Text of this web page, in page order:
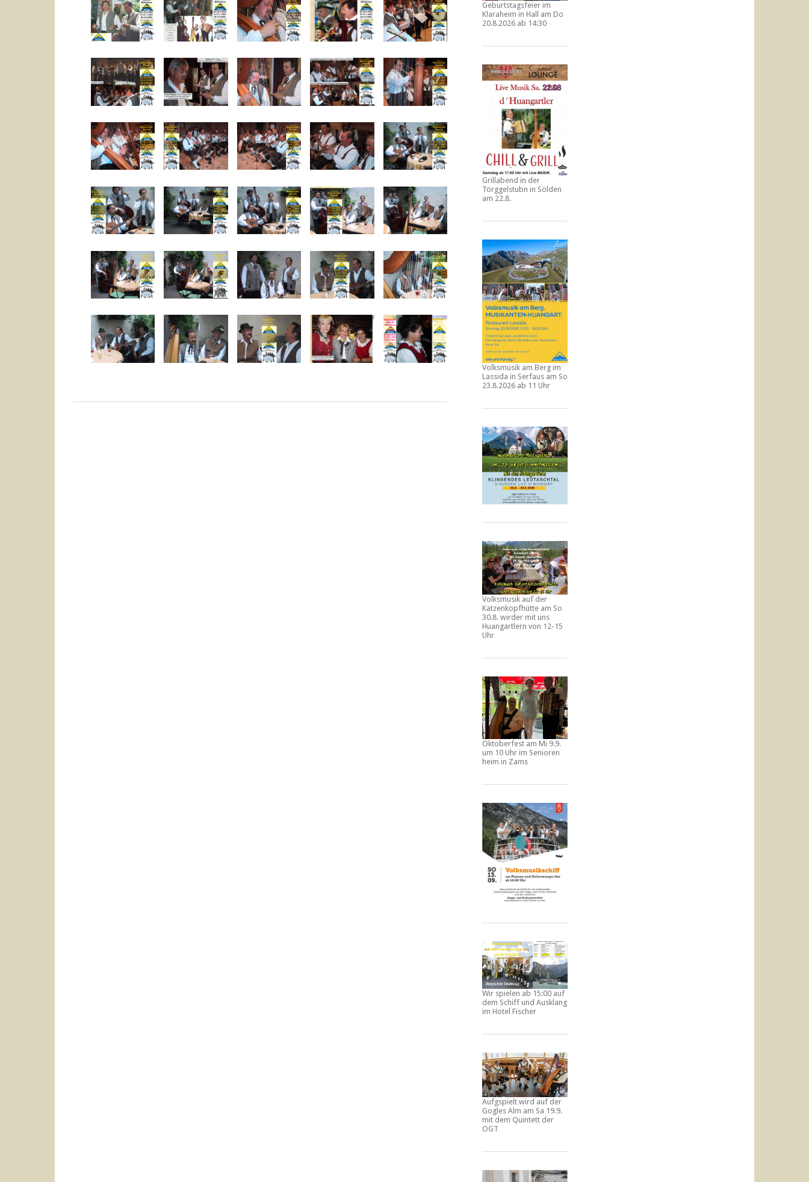
Geburtstagsfeier im
Klaraheim in Hall
am Do
20.8.2026 ab 14:30
Grillabend in der
Törggelstubn in Sölden
am 22.8.
Volksmusik am Berg im
Lassida in Serfaus am So
23.8.2026 ab 11 Uhr
Volksmusik auf der
Katzenkopfhütte am So
30.8. wirder mit uns
Huangartlern von 12-15
Uhr
Oktoberfest am Mi 9.9.
um 10 Uhr im Senioren
heim in Zams
Wir spielen ab 15:00 auf
dem Schiff und Ausklang
im Hotel Fischer
Aufgspielt wird auf der
Gogles Alm am Sa 19.9.
mit dem Quintett der
OGT